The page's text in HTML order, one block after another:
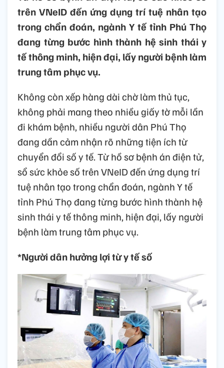
trên VNeID đến ứng dụng trí tuệ nhân tạo
trong chẩn đoán, ngành Y tế tỉnh Phú Thọ
đang từng bước hình thành hệ sinh thái y
tế thông minh, hiện đại, lấy người bệnh làm
trung tâm phục vụ.
Không còn xếp hàng dài chờ làm thủ tục,
không phải mang theo nhiều giấy tờ mỗi lần
đi khám bệnh, nhiều người dân Phú Thọ
đang dần cảm nhận rõ những tiện ích từ
chuyển đổi số y tế. Từ hồ sơ bệnh án điện tử,
sổ sức khỏe số trên VNeID đến ứng dụng trí
tuệ nhân tạo trong chẩn đoán, ngành Y tế
tỉnh Phú Thọ đang từng bước hình thành hệ
sinh thái y tế thông minh, hiện đại, lấy người
bệnh làm trung tâm phục vụ.
*Người dân hưởng lợi từ y tế số